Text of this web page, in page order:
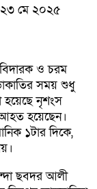
মে ২০২৫
ও চরম
সময় শুধু
হয়েছে নৃশংস
হয়েছেন।
১টার দিকে,
ছবদর আলী